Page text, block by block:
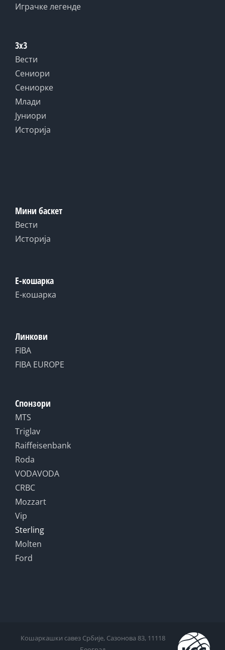
Играчке легенде
3x3
Вести
Сениори
Сениорке
Млади
Јуниори
Историја
Мини баскет
Вести
Историја
Е-кошарка
Е-кошарка
Линкови
FIBA
FIBA EUROPE
Спонзори
MTS
Triglav
Raiffeisenbank
Roda
VODAVODA
CRBC
Mozzart
Vip
Sterling
Molten
Ford
Кошаркашки савез Србије, Сазонова 83, 11118